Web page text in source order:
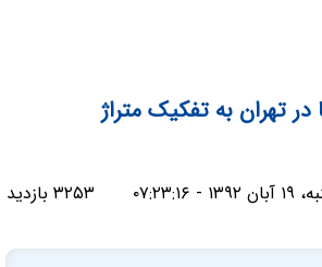
در تهران به تفکیک متراژ
۰۷:۲۳:۱۶ ۳۲۵۳ بازدید